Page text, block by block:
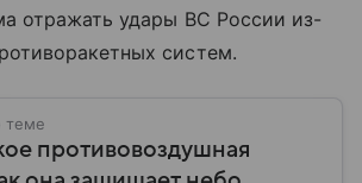
отражать удары ВС России из-
систем.
теме
противовоздушная